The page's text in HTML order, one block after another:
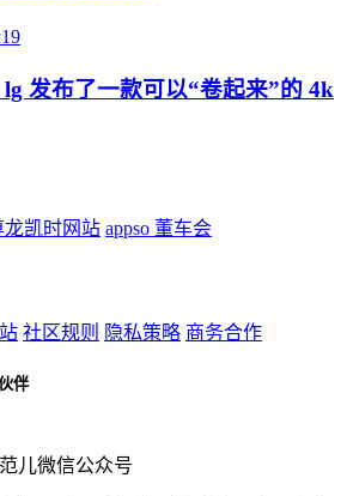
lg 发布了一款可以“卷起来”的 4k
凯时网站 appso 董车会
社区规则 隐私策略 商务合作
伴
儿微信公众号